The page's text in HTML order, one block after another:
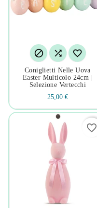
  
Coniglietti Nelle Uova
Easter Multicolo 24cm |
Selezione Vertecchi
25,00 €
favorite_border